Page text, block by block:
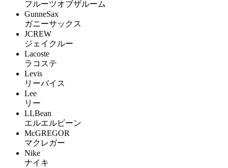
フルーツオブザルーム
GunneSax
ガニーサックス
JCREW
ジェイクルー
Lacoste
ラコステ
Levis
リーバイス
Lee
リー
LLBean
エルエルビーン
McGREGOR
マクレガー
Nike
ナイキ